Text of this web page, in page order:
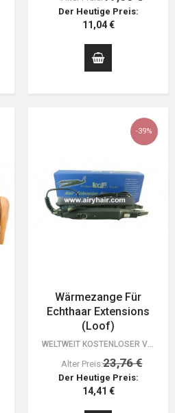
Der Heutige Preis:
11,04 €
-39%
Wärmezange Für
Echthaar Extensions
(Loof)
WELTWEIT KOSTENLOSER VERSAND. 30 TAGE GELD-ZURÜCK-GARANTIE. DU HAST NICHTS ZU…
Alter Preis:23,76 €
Der Heutige Preis:
14,41 €